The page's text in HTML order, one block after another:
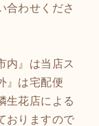
合わせくださ
内』は当店ス
』は宅配便
生花店による
おりますので